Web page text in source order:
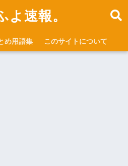
よ速報。
め用語集 このサイトについて